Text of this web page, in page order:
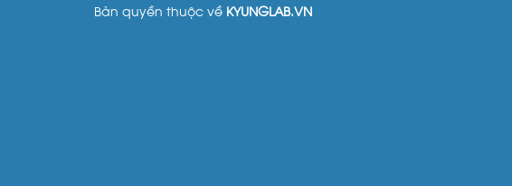
Bản quyền thuộc về KYUNGLAB.VN